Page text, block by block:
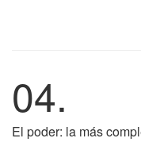
04.
El poder: la más